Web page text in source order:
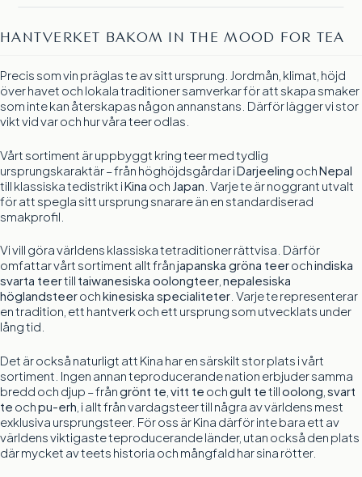
HANTVERKET BAKOM IN THE MOOD FOR TEA
Precis som vin präglas te av sitt ursprung. Jordmån, klimat, höjd
över havet och lokala traditioner samverkar för att skapa smaker
som inte kan återskapas någon annanstans. Därför lägger vi stor
vikt vid var och hur våra teer odlas.
Vårt sortiment är uppbyggt kring teer med tydlig
ursprungskaraktär – från höghöjdsgårdar iDarjeeling ochNepal
till klassiska tedistrikt iKina och Japan . Varje te är noggrant utvalt
för att spegla sitt ursprung snarare än en standardiserad
smakprofil.
Vi vill göra världens klassiska tetraditioner rättvisa. Därför
omfattar vårt sortiment allt frånjapanska gröna teerochindiska
svarta teertill taiwanesiska oolongteer nepalesiska
höglandsteerochkinesiska specialiteter . Varje te representerar
en tradition, ett hantverk och ett ursprung som utvecklats under
lång tid.
Det är också naturligt att Kina har en särskilt stor plats i vårt
sortiment. Ingen annan teproducerande nation erbjuder samma
bredd och djup – frångrönt te vitt te ochgult tetilloolong svart
te ochpu-erh , i allt från vardagsteer till några av världens mest
exklusiva ursprungsteer. För oss är Kina därför inte bara ett av
världens viktigaste teproducerande länder, utan också den plats
där mycket av teets historia och mångfald har sina rötter.